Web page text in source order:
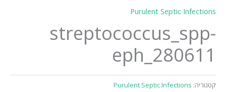
Purulent Septic Infections
streptococcus_spp-
eph_280611
קטגוריה: Purulent Septic Infections